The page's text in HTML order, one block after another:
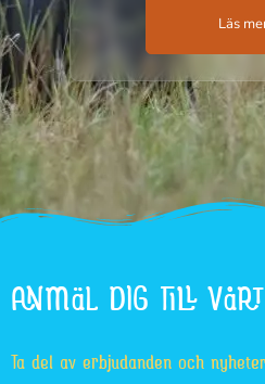
Läs
ANMÄL DIG TILL
Ta del av erbjudanden och